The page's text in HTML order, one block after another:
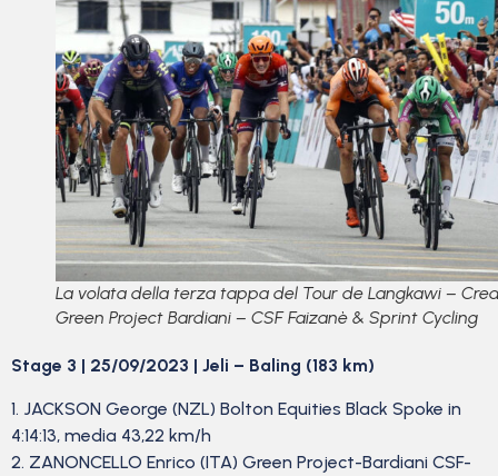
La volata della terza tappa del Tour de Langkawi –
Green Project Bardiani – CSF Faizanè & Sprint Cycling
Stage 3 | 25/09/2023 | Jeli – Baling (183 km)
1. JACKSON George (NZL) Bolton Equities Black Spoke in
4:14:13, media 43,22 km/h
2. ZANONCELLO Enrico (ITA) Green Project-Bardiani CSF-